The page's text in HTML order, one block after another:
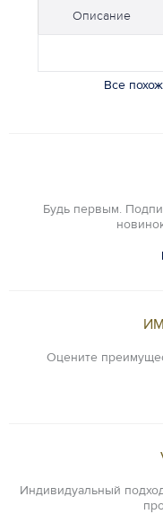
Описание
Все
Будь первым.
Оцените
Индивидуальный